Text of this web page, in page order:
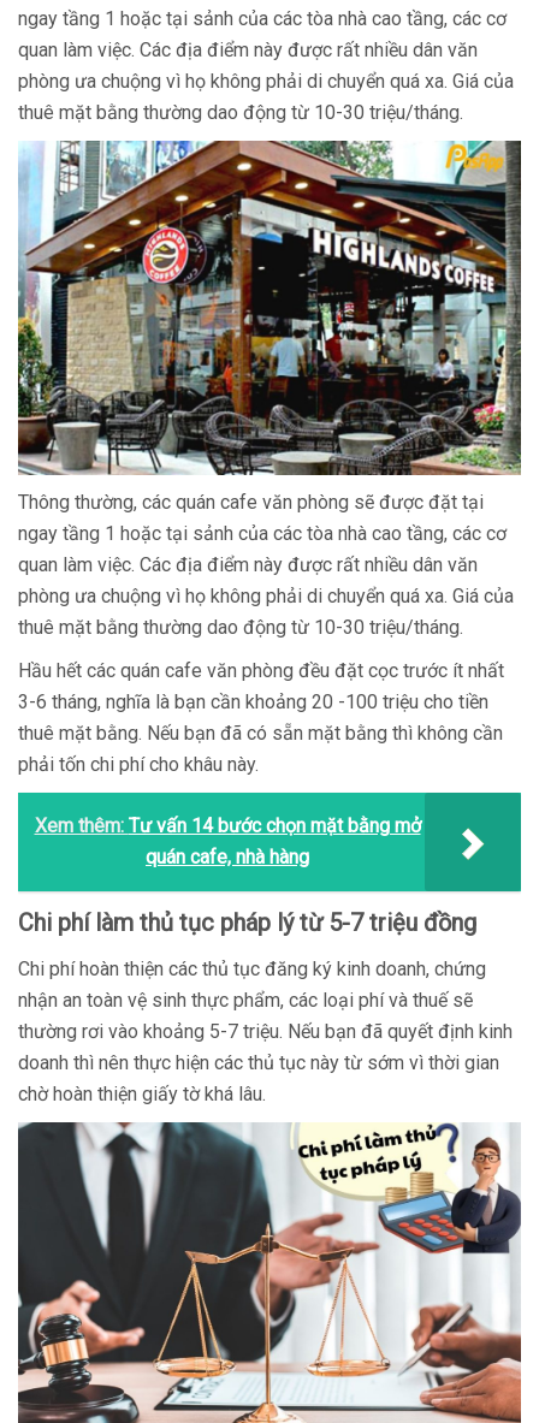
ngay tầng 1 hoặc tại sảnh của các tòa nhà cao tầng, các cơ
quan làm việc. Các địa điểm này được rất nhiều dân văn
phòng ưa chuộng vì họ không phải di chuyển quá xa. Giá của
thuê mặt bằng thường dao động từ 10-30 triệu/tháng.
Thông thường, các quán cafe văn phòng sẽ được đặt tại
ngay tầng 1 hoặc tại sảnh của các tòa nhà cao tầng, các cơ
quan làm việc. Các địa điểm này được rất nhiều dân văn
phòng ưa chuộng vì họ không phải di chuyển quá xa. Giá của
thuê mặt bằng thường dao động từ 10-30 triệu/tháng.
Hầu hết các quán cafe văn phòng đều đặt cọc trước ít nhất
3-6 tháng, nghĩa là bạn cần khoảng 20 -100 triệu cho tiền
thuê mặt bằng. Nếu bạn đã có sẵn mặt bằng thì không cần
phải tốn chi phí cho khâu này.
Xem thêm: Tư vấn 14 bước chọn mặt bằng mở
quán cafe, nhà hàng
Chi phí làm thủ tục pháp lý từ 5-7 triệu đồng
Chi phí hoàn thiện các thủ tục đăng ký kinh doanh, chứng
nhận an toàn vệ sinh thực phẩm, các loại phí và thuế sẽ
thường rơi vào khoảng 5-7 triệu. Nếu bạn đã quyết định kinh
doanh thì nên thực hiện các thủ tục này từ sớm vì thời gian
chờ hoàn thiện giấy tờ khá lâu.